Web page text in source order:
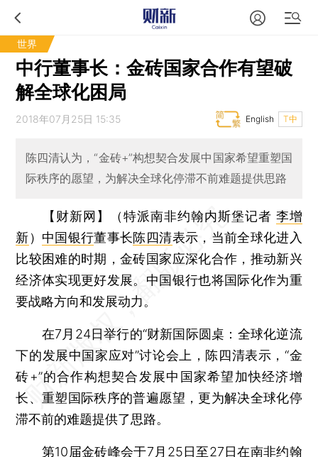
世界
中行董事长：金砖国家合作有望破
解全球化困局
2018年07月25日 15:35 T中
English
陈四清认为，“金砖+”构想契合发展中国家希望重塑国
际秩序的愿望，为解决全球化停滞不前难题提供思路
【财新网】（特派南非约翰内斯堡记者 李增
新） 中国银行董事长陈四清表示，当前全球化进入
比较困难的时期，金砖国家应深化合作，推动新兴
经济体实现更好发展。中国银行也将国际化作为重
要战略方向和发展动力。
在7月24日举行的“财新国际圆桌：全球化逆流
下的发展中国家应对”讨论会上，陈四清表示，“金
砖+”的合作构想契合发展中国家希望加快经济增
长、重塑国际秩序的普遍愿望，更为解决全球化停
滞不前的难题提供了思路。
第10届金砖峰会于7月25日至27日在南非约翰